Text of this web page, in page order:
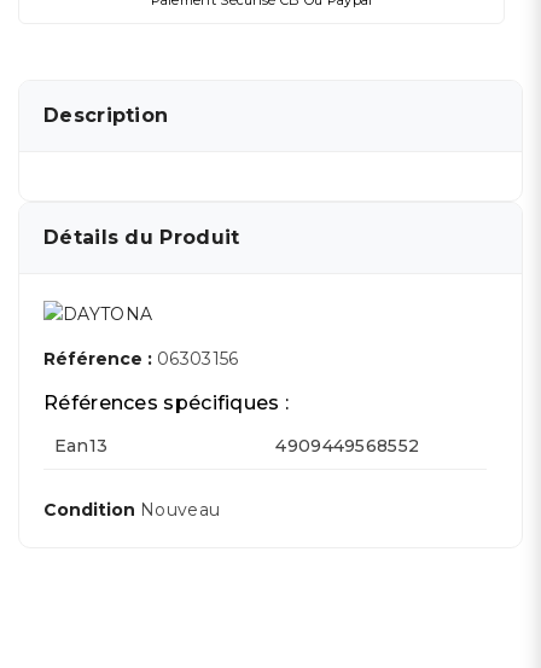
Description
Détails du Produit
Référence : 06303156
Références spécifiques :
Ean13 4909449568552
Condition Nouveau